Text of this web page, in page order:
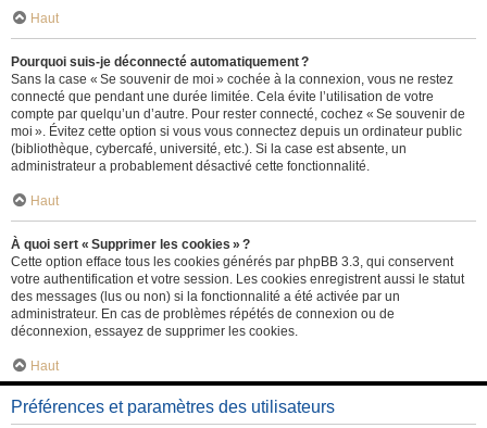
Haut
Pourquoi suis-je déconnecté automatiquement ?
Sans la case « Se souvenir de moi » cochée à la connexion, vous ne restez
connecté que pendant une durée limitée. Cela évite l’utilisation de votre
compte par quelqu’un d’autre. Pour rester connecté, cochez « Se souvenir de
moi ». Évitez cette option si vous vous connectez depuis un ordinateur public
(bibliothèque, cybercafé, université, etc.). Si la case est absente, un
administrateur a probablement désactivé cette fonctionnalité.
Haut
À quoi sert « Supprimer les cookies » ?
Cette option efface tous les cookies générés par phpBB 3.3, qui conservent
votre authentification et votre session. Les cookies enregistrent aussi le statut
des messages (lus ou non) si la fonctionnalité a été activée par un
administrateur. En cas de problèmes répétés de connexion ou de
déconnexion, essayez de supprimer les cookies.
Haut
Préférences et paramètres des utilisateurs